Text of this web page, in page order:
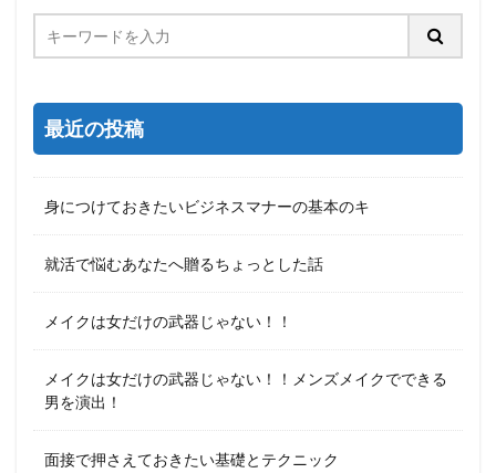
最近の投稿
身につけておきたいビジネスマナーの基本のキ
就活で悩むあなたへ贈るちょっとした話
メイクは女だけの武器じゃない！！
メイクは女だけの武器じゃない！！メンズメイクでできる
男を演出！
面接で押さえておきたい基礎とテクニック